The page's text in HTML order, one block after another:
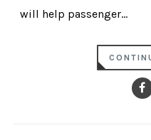
will help passenger...